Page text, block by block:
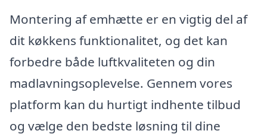
Montering af emhætte er en vigtig del af
dit køkkens funktionalitet, og det kan
forbedre både luftkvaliteten og din
madlavningsoplevelse. Gennem vores
platform kan du hurtigt indhente tilbud
og vælge den bedste løsning til dine